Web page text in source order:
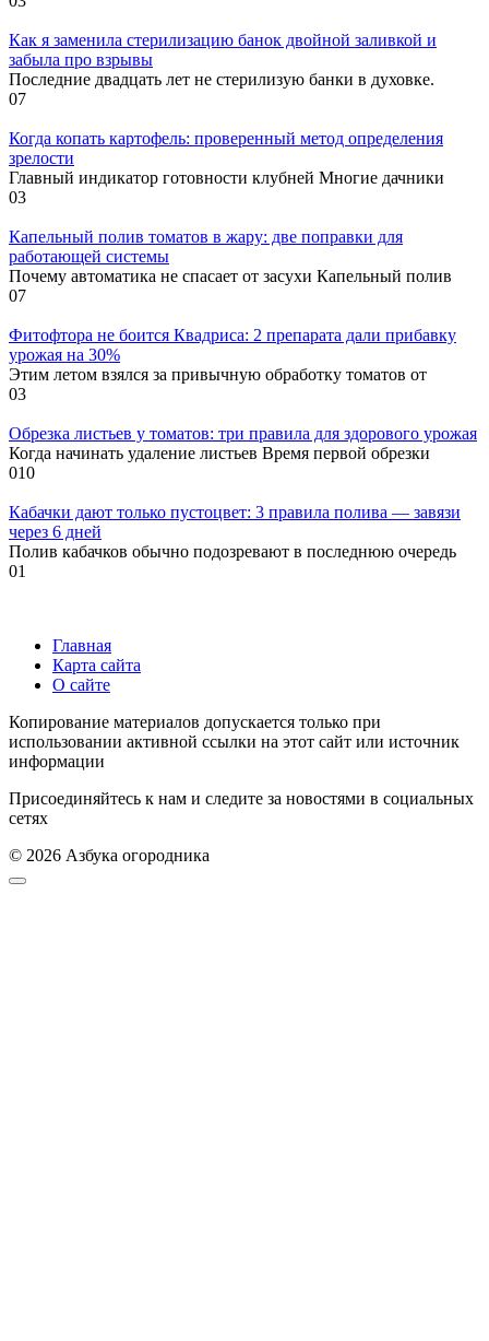
Как я заменила стерилизацию банок двойной заливкой и
забыла про взрывы
Последние двадцать лет не стерилизую банки в духовке.
07
Когда копать картофель: проверенный метод определения
зрелости
Главный индикатор готовности клубней Многие дачники
03
Капельный полив томатов в жару: две поправки для
работающей системы
Почему автоматика не спасает от засухи Капельный полив
07
Фитофтора не боится Квадриса: 2 препарата дали прибавку
урожая на 30%
Этим летом взялся за привычную обработку томатов от
03
Обрезка листьев у томатов: три правила для здорового урожая
Когда начинать удаление листьев Время первой обрезки
010
Кабачки дают только пустоцвет: 3 правила полива — завязи
через 6 дней
Полив кабачков обычно подозревают в последнюю очередь
01
Главная
Карта сайта
О сайте
Копирование материалов допускается только при
использовании активной ссылки на этот сайт или источник
информации
Присоединяйтесь к нам и следите за новостями в социальных
сетях
© 2026 Азбука огородника